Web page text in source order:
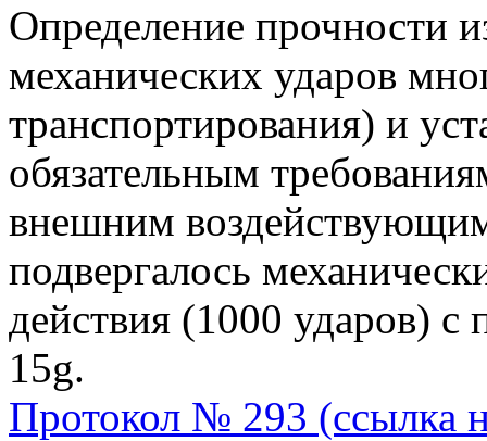
Определение прочности
механических ударов
транспортирования) и
обязательным
внешним
подвергалось
действия (1000 ударов)
15g.
Протокол № 293 (ссылка